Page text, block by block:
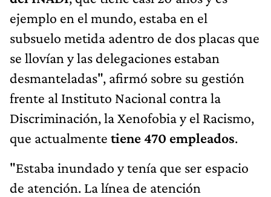
ejemplo en el mundo, estaba en el
subsuelo metida adentro de dos placas que
se llovían y las delegaciones estaban
desmanteladas", afirmó sobre su gestión
frente al Instituto Nacional contra la
Discriminación, la Xenofobia y el Racismo,
que actualmente tiene 470 empleados.
"Estaba inundado y tenía que ser espacio
de atención. La línea de atención